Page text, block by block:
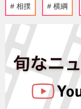
相撲 横綱